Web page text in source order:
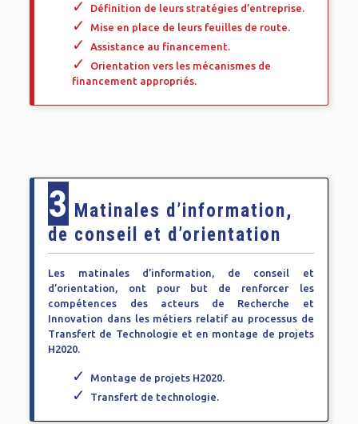
Définition de leurs stratégies d’entreprise.
Mise en place de leurs feuilles de route.
Assistance au financement.
Orientation vers les mécanismes de
financement appropriés.
3 Matinales d’information,
de conseil et d’orientation
Les matinales d’information, de conseil et
d’orientation, ont pour but de renforcer les
compétences des acteurs de Recherche et
Innovation dans les métiers relatif au processus de
Transfert de Technologie et en montage de projets
H2020.
Montage de projets H2020.
Transfert de technologie.